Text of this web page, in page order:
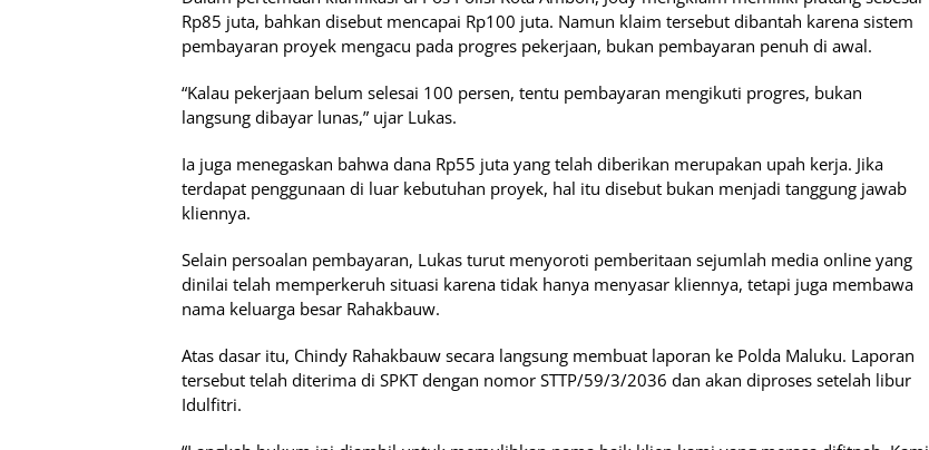
Rp85 juta, bahkan disebut mencapai Rp100 juta. Namun klaim tersebut dibantah karena sistem
pembayaran proyek mengacu pada progres pekerjaan, bukan pembayaran penuh di awal.
“Kalau pekerjaan belum selesai 100 persen, tentu pembayaran mengikuti progres, bukan
langsung dibayar lunas,” ujar Lukas.
Ia juga menegaskan bahwa dana Rp55 juta yang telah diberikan merupakan upah kerja. Jika
terdapat penggunaan di luar kebutuhan proyek, hal itu disebut bukan menjadi tanggung jawab
kliennya.
Selain persoalan pembayaran, Lukas turut menyoroti pemberitaan sejumlah media online yang
dinilai telah memperkeruh situasi karena tidak hanya menyasar kliennya, tetapi juga membawa
nama keluarga besar Rahakbauw.
Atas dasar itu, Chindy Rahakbauw secara langsung membuat laporan ke Polda Maluku. Laporan
tersebut telah diterima di SPKT dengan nomor STTP/59/3/2036 dan akan diproses setelah libur
Idulfitri.